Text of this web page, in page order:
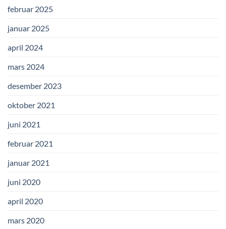
februar 2025
januar 2025
april 2024
mars 2024
desember 2023
oktober 2021
juni 2021
februar 2021
januar 2021
juni 2020
april 2020
mars 2020